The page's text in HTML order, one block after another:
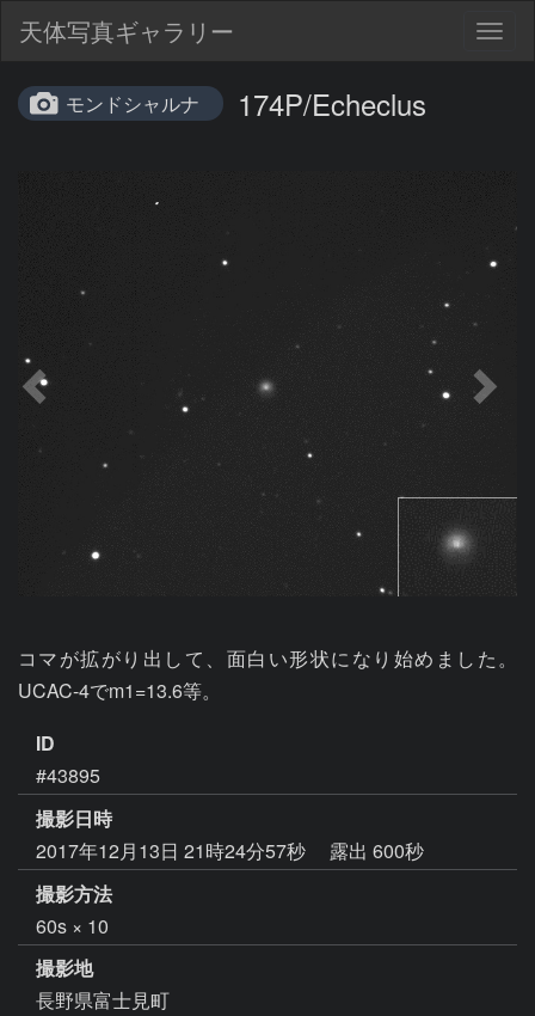
天体写真ギャラリー
モンドシャルナ 174P/Echeclus
コマが拡がり出して、面白い形状になり始めました。
UCAC-4でm1=13.6等。
ID
#43895
撮影日時
2017年12月13日 21時24分57秒
露出 600秒
撮影方法
60s × 10
撮影地
長野県富士見町